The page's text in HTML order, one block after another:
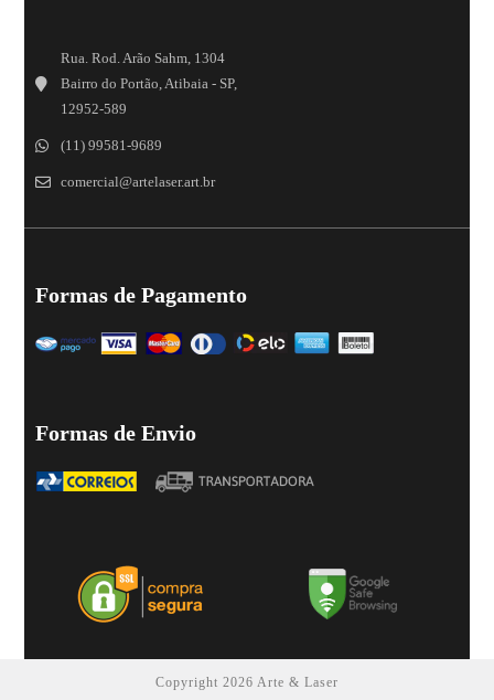
Rua. Rod. Arão Sahm, 1304
Bairro do Portão, Atibaia - SP,
12952-589
(11) 99581-9689
comercial@artelaser.art.br
Formas de Pagamento
Formas de Envio
Copyright 2026 Arte & Laser